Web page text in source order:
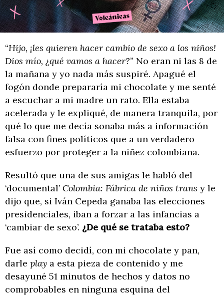
“Hijo, ¡les quieren hacer cambio de sexo a los niños!
Dios mío, ¿qué vamos a hacer?” No eran ni las 8 de
la mañana y yo nada más suspiré. Apagué el
fogón donde prepararía mi chocolate y me senté
a escuchar a mi madre un rato. Ella estaba
acelerada y le expliqué, de manera tranquila, por
qué lo que me decía sonaba más a información
falsa con fines políticos que a un verdadero
esfuerzo por proteger a la niñez colombiana.
Resultó que una de sus amigas le habló del
‘documental’ Colombia: Fábrica de niños trans y le
dijo que, si Iván Cepeda ganaba las elecciones
presidenciales, iban a forzar a las infancias a
‘cambiar de sexo’. ¿De qué se trataba esto?
Fue así como decidí, con mi chocolate y pan,
darle play a esta pieza de contenido y me
desayuné 51 minutos de hechos y datos no
comprobables en ninguna esquina del